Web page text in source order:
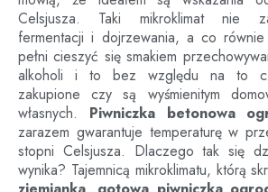
Celsjusza. Taki mikroklimat nie
fermentacji i dojrzewania, a co
pełni cieszyć się smakiem
alkoholi i to bez względu na to
zakupione czy są wyśmienitym
własnych. Piwniczka betonowa
zarazem gwarantuje temperaturę w
stopni Celsjusza. Dlaczego tak się
wynika? Tajemnicą mikroklimatu, którą